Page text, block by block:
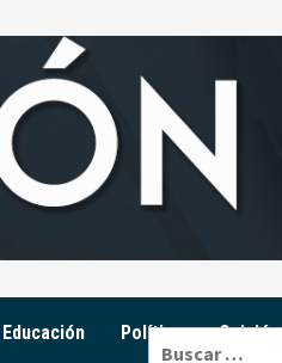
Educación Política Opinión